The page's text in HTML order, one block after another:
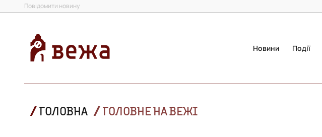
Повідомити новину
Новини Події
ГОЛОВНА ГОЛОВНЕ НА ВЕЖІ